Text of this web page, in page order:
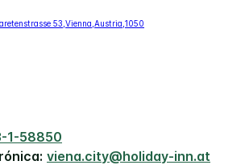
1-58850
viena.city@holiday-inn.at